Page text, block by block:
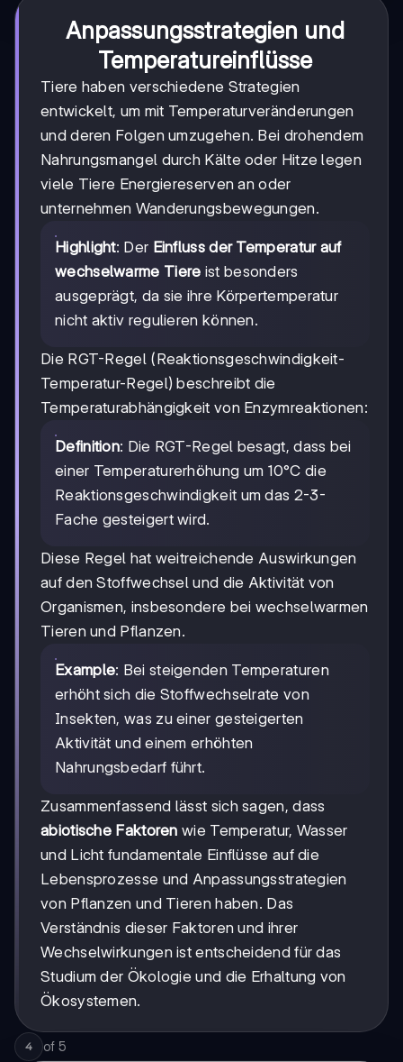
Anpassungsstrategien und
Temperatureinflüsse
Tiere haben verschiedene Strategien
entwickelt, um mit Temperaturveränderungen
und deren Folgen umzugehen. Bei drohendem
Nahrungsmangel durch Kälte oder Hitze legen
viele Tiere Energiereserven an oder
unternehmen Wanderungsbewegungen.
Highlight: Der Einfluss der Temperatur auf
wechselwarme Tiere ist besonders
ausgeprägt, da sie ihre Körpertemperatur
nicht aktiv regulieren können.
Die RGT-Regel (Reaktionsgeschwindigkeit-
Temperatur-Regel) beschreibt die
Temperaturabhängigkeit von Enzymreaktionen:
Definition: Die RGT-Regel besagt, dass bei
einer Temperaturerhöhung um 10°C die
Reaktionsgeschwindigkeit um das 2-3-
Fache gesteigert wird.
Diese Regel hat weitreichende Auswirkungen
auf den Stoffwechsel und die Aktivität von
Organismen, insbesondere bei wechselwarmen
Tieren und Pflanzen.
Example: Bei steigenden Temperaturen
erhöht sich die Stoffwechselrate von
Insekten, was zu einer gesteigerten
Aktivität und einem erhöhten
Nahrungsbedarf führt.
Zusammenfassend lässt sich sagen, dass
abiotische Faktoren wie Temperatur, Wasser
und Licht fundamentale Einflüsse auf die
Lebensprozesse und Anpassungsstrategien
von Pflanzen und Tieren haben. Das
Verständnis dieser Faktoren und ihrer
Wechselwirkungen ist entscheidend für das
Studium der Ökologie und die Erhaltung von
Ökosystemen.
4 of 5